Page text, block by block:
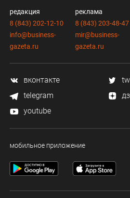
редакция
8 (843) 202-12-10
info@business-
gazeta.ru
реклама
8 (843) 203-48-47
mir@business-
gazeta.ru
вконтакте
telegram
youtube
мобильное приложение